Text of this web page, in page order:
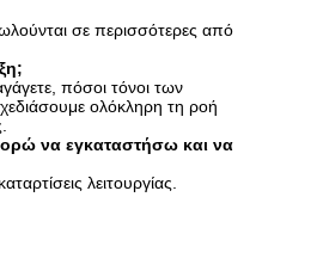
σε περισσότερες από
πόσοι τόνοι των
ολόκληρη τη ροή
να εγκαταστήσω και να
λειτουργίας.